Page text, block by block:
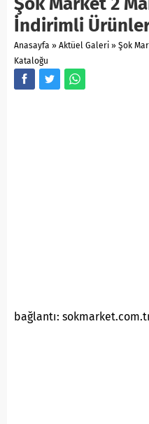
İndirimli
Anasayfa » Aktüel Galeri » Şok
Kataloğu
bağlantı: